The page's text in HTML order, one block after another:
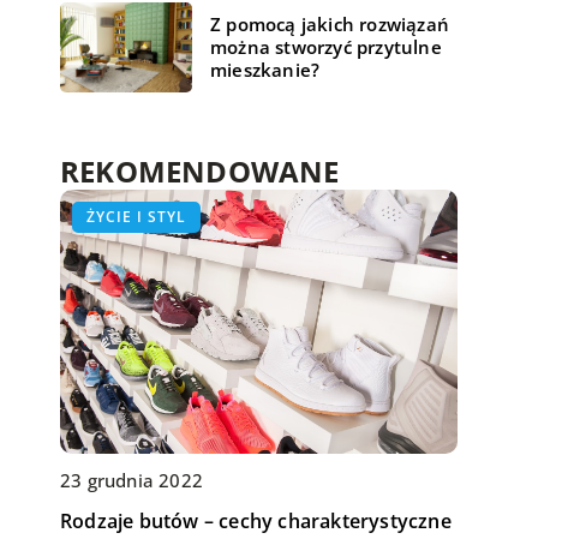
Z pomocą jakich rozwiązań
można stworzyć przytulne
mieszkanie?
REKOMENDOWANE
TECHNOLOGIA
14 stycznia 2021
ŻYCIE I STYL
23 grudnia 2022
Rodzaje butów – cechy charakterystyczne
ŻYCIE I STYL
11 lutego 2019
Londyn – w czym tkwi urok tego miasta?